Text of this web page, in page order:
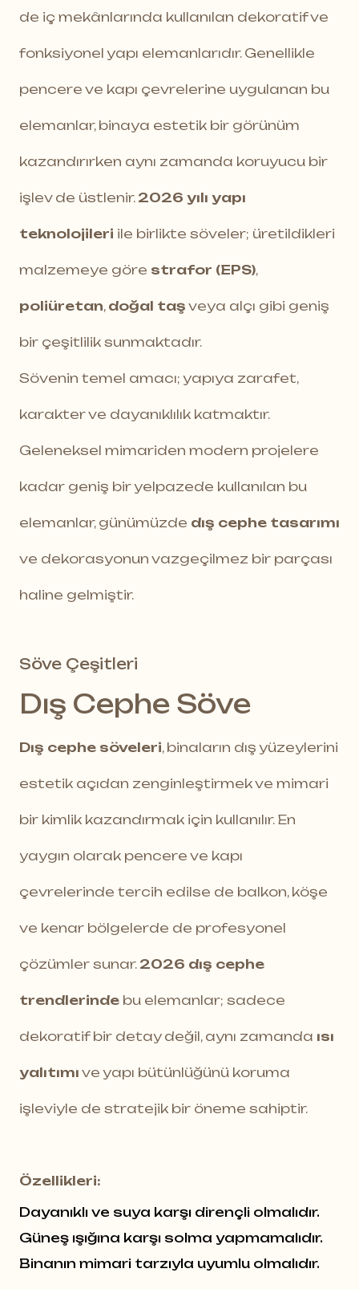
de iç mekânlarında kullanılan dekoratif ve
fonksiyonel yapı elemanlarıdır. Genellikle
pencere ve kapı çevrelerine uygulanan bu
elemanlar, binaya estetik bir görünüm
kazandırırken aynı zamanda koruyucu bir
işlev de üstlenir. 2026 yılı yapı
teknolojileri ile birlikte söveler; üretildikleri
malzemeye göre strafor (EPS),
poliüretan, doğal taş veya alçı gibi geniş
bir çeşitlilik sunmaktadır.
Sövenin temel amacı; yapıya zarafet,
karakter ve dayanıklılık katmaktır.
Geleneksel mimariden modern projelere
kadar geniş bir yelpazede kullanılan bu
elemanlar, günümüzde dış cephe tasarımı
ve dekorasyonun vazgeçilmez bir parçası
haline gelmiştir.
Söve Çeşitleri
Dış Cephe Söve
Dış cephe söveleri, binaların dış yüzeylerini
estetik açıdan zenginleştirmek ve mimari
bir kimlik kazandırmak için kullanılır. En
yaygın olarak pencere ve kapı
çevrelerinde tercih edilse de balkon, köşe
ve kenar bölgelerde de profesyonel
çözümler sunar. 2026 dış cephe
trendlerinde bu elemanlar; sadece
dekoratif bir detay değil, aynı zamanda ısı
yalıtımı ve yapı bütünlüğünü koruma
işleviyle de stratejik bir öneme sahiptir.
Özellikleri:
Dayanıklı ve suya karşı dirençli olmalıdır.
Güneş ışığına karşı solma yapmamalıdır.
Binanın mimari tarzıyla uyumlu olmalıdır.